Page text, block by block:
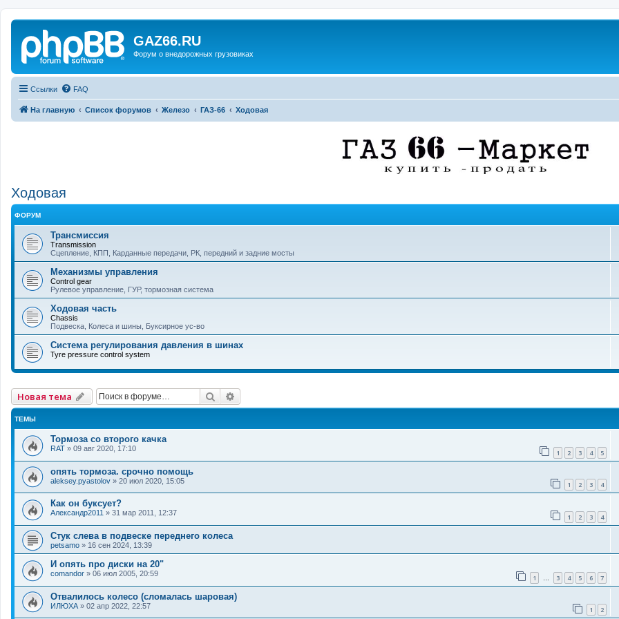
GAZ66.RU
Форум о внедорожных грузовиках
Ссылки FAQ
На главную Список форумов Железо ГАЗ-66 Ходовая
Ходовая
ФОРУМ
Трансмиссия
Transmission
Сцепление, КПП, Карданные передачи, РК, передний и задние мосты
Механизмы управления
Control gear
Рулевое управление, ГУР, тормозная система
Ходовая часть
Chassis
Подвеска, Колеса и шины, Буксирное ус-во
Система регулирования давления в шинах
Tyre pressure control system
Новая тема Поиск
ТЕМЫ
Тормоза со второго качка
RAT » 09 авг 2020, 17:10 1 2 3 4 5
опять тормоза. срочно помощь
aleksey.pyastolov » 20 июл 2020, 15:05 1 2 3 4
Как он буксует?
Александр2011 » 31 мар 2011, 12:37 1 2 3 4
Стук слева в подвеске переднего колеса
petsamo » 16 сен 2024, 13:39
И опять про диски на 20"
comandor » 06 июл 2005, 20:59 1 … 3 4 5 6 7
Отвалилось колесо (сломалась шаровая)
ИЛЮХА » 02 апр 2022, 22:57 1 2